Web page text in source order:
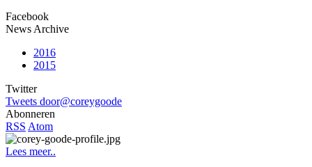
Facebook
News Archive
2016
2015
Twitter
Tweets door@coreygoode
Abonneren
RSS Atom
Lees meer..